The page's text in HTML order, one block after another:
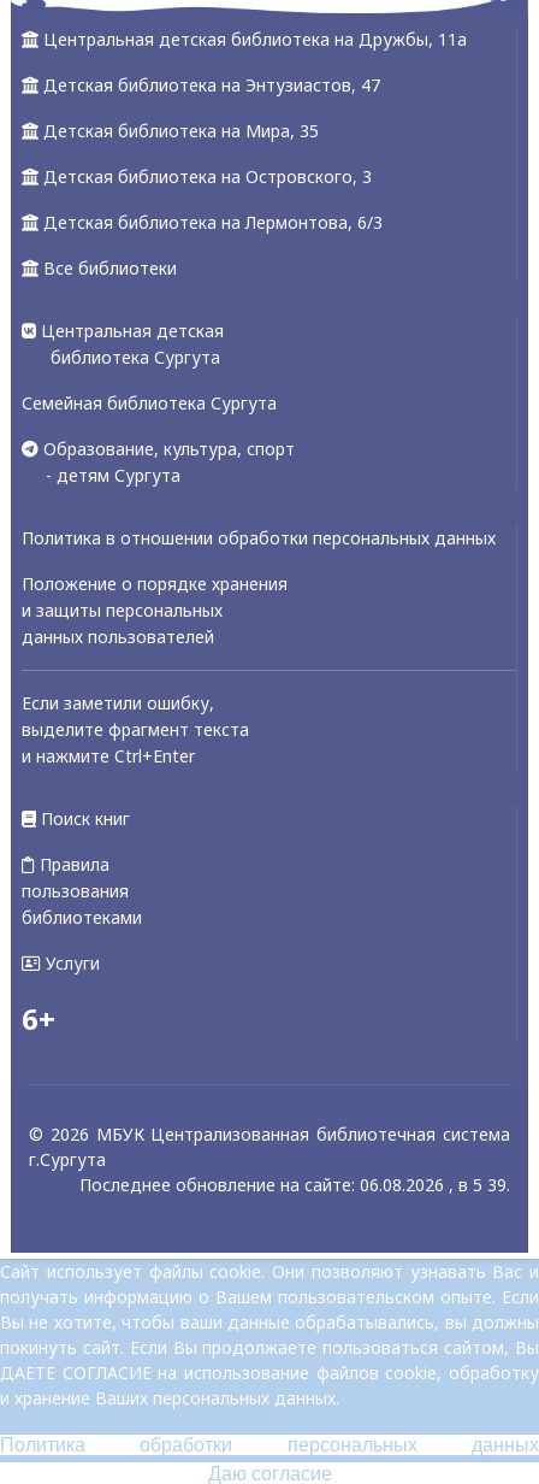
Центральная детская библиотека на Дружбы, 11а
Детская библиотека на Энтузиастов, 47
Детская библиотека на Мира, 35
Детская библиотека на Островского, 3
Детская библиотека на Лермонтова, 6/3
Все библиотеки
Центральная детская
библиотека Сургута
Семейная библиотека Сургута
Образование, культура, спорт
- детям Сургута
Политика в отношении обработки персональных данных
Положение о порядке хранения
и защиты персональных
данных пользователей
Если заметили ошибку,
выделите фрагмент текста
и нажмите Ctrl+Enter
Поиск книг
Правила
пользования
библиотеками
Услуги
6+
© 2026 МБУК Централизованная библиотечная система
г.Сургута
Последнее обновление на сайте: 06.08.2026 , в 5 39.
Сайт использует файлы cookie. Они позволяют узнавать Вас и
получать информацию о Вашем пользовательском опыте. Если
Вы не хотите, чтобы ваши данные обрабатывались, вы должны
покинуть сайт. Если Вы продолжаете пользоваться сайтом, Вы
ДАЕТЕ СОГЛАСИЕ на использование файлов cookie, обработку
и хранение Ваших персональных данных.
Политика обработки персональных данных
Даю согласие